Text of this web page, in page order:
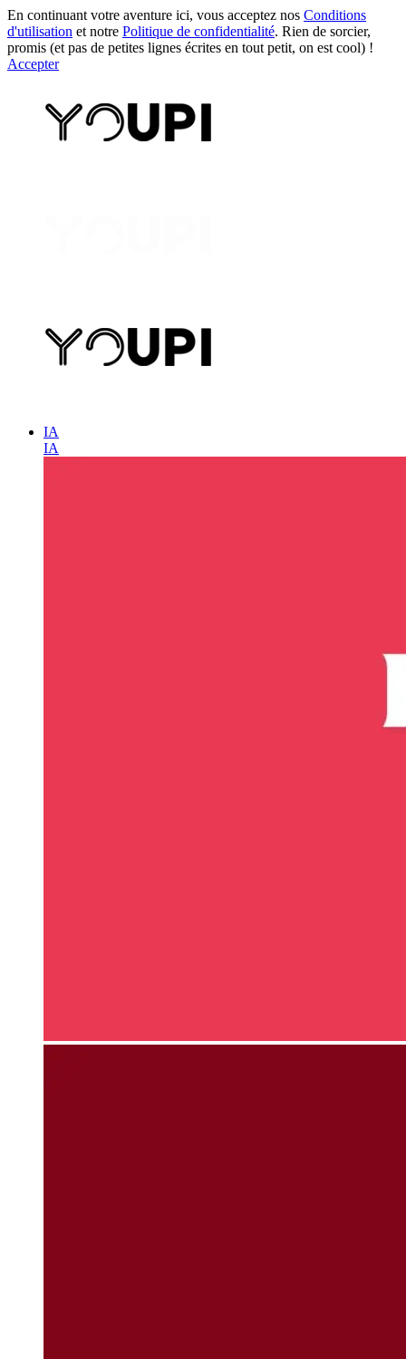
En continuant votre aventure ici, vous acceptez nos Conditions
d'utilisation et notre Politique de confidentialité. Rien de sorcier,
promis (et pas de petites lignes écrites en tout petit, on est cool) !
Accepter
IA
IA